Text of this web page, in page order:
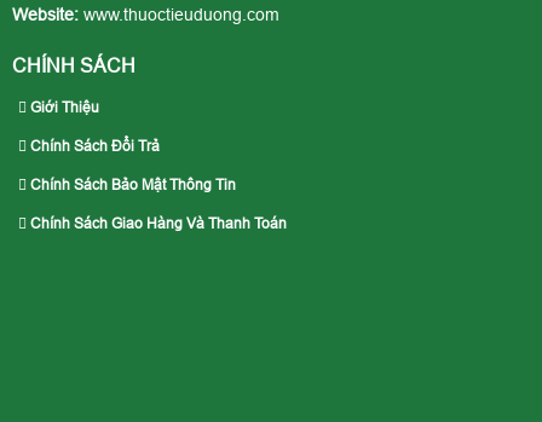
Website: www.thuoctieuduong.com
CHÍNH SÁCH
Giới Thiệu
Chính Sách Đổi Trả
Chính Sách Bảo Mật Thông Tin
Chính Sách Giao Hàng Và Thanh Toán